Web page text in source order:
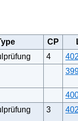
CP
4
3